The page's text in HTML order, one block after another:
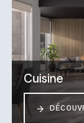
Cuisine